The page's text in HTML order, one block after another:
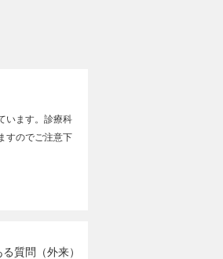
います。診療科
すのでご注意下
質問（外来）